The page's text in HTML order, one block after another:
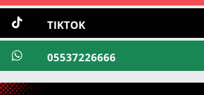
TIKTOK
05537226666